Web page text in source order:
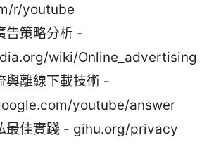
r/youtube
告策略分析 -
wiki/Online_advertising
與離線下載技術 -
youtube/answer
最佳實踐 - gihu.org/privacy